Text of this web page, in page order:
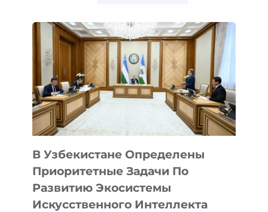
САМОЕ
МЕСТО,
ОТКУДА
НЕ
ЗАХОЧЕТСЯ
УХОДИТЬ»,
—
РУСЛАН
ГАЛИЕВ
О
НАЧАЛЕ
В
IT
В Узбекистане Определены
Приоритетные Задачи По
Развитию Экосистемы
Искусственного Интеллекта